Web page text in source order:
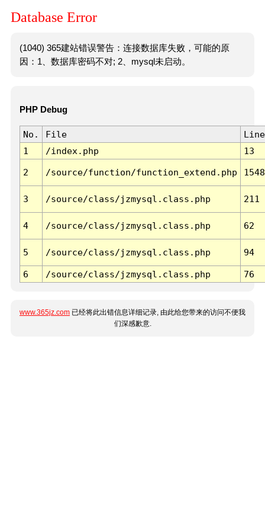
Database Error
(1040) 365建站错误警告：连接数据库失败，可能的原
因：1、数据库密码不对; 2、mysql未启动。
PHP Debug
No. File
Line
1
/index.php 13
2 /source/function/function_extend.php 1548
3 /source/class/jzmysql.class.php 211
4 /source/class/jzmysql.class.php 62
5 /source/class/jzmysql.class.php 94
6 /source/class/jzmysql.class.php 76
www.365jz.com 已经将此出错信息详细记录, 由此给您带来的访问不便我
们深感歉意.